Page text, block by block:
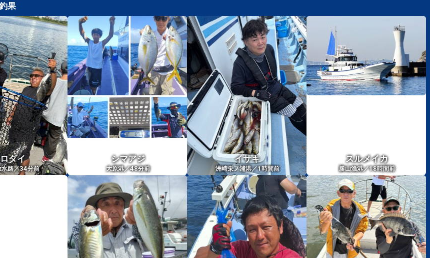
果
ダイ
路／34分前
シマアジ
大原港／48分前
イサキ
洲崎栄ノ浦港／1時間前
スルメイカ
勝山漁港／18時間前